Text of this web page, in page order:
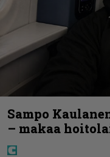
Sampo
– makaa